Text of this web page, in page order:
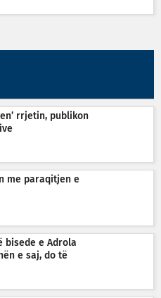
rrjetin, publikon
me paraqitjen e
bisede e Adrola
e saj, do të